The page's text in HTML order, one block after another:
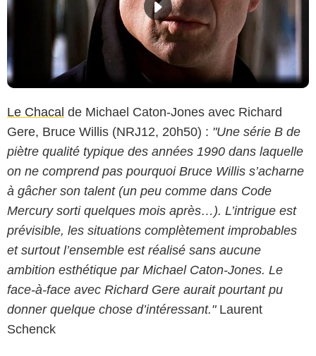
Le Chacal de Michael Caton-Jones avec Richard
Gere, Bruce Willis (NRJ12, 20h50) : "Une série B de
piètre qualité typique des années 1990 dans laquelle
on ne comprend pas pourquoi Bruce Willis s’acharne
à gâcher son talent (un peu comme dans Code
Mercury sorti quelques mois après…). L’intrigue est
prévisible, les situations complètement improbables
et surtout l’ensemble est réalisé sans aucune
ambition esthétique par Michael Caton-Jones. Le
face-à-face avec Richard Gere aurait pourtant pu
donner quelque chose d’intéressant."Laurent
Schenck